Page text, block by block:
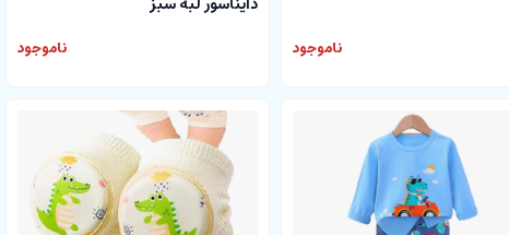
ناموجود ناموجود